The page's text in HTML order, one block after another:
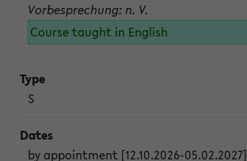
Vorbesprechung: n. V.
Course taught in English
S
by appointment [12.10.2026-05.02.2027]